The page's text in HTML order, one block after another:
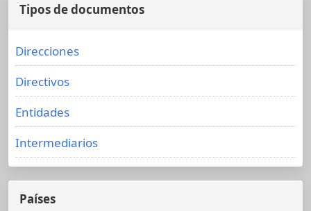
Tipos de documentos
Direcciones
Directivos
Entidades
Intermediarios
Países